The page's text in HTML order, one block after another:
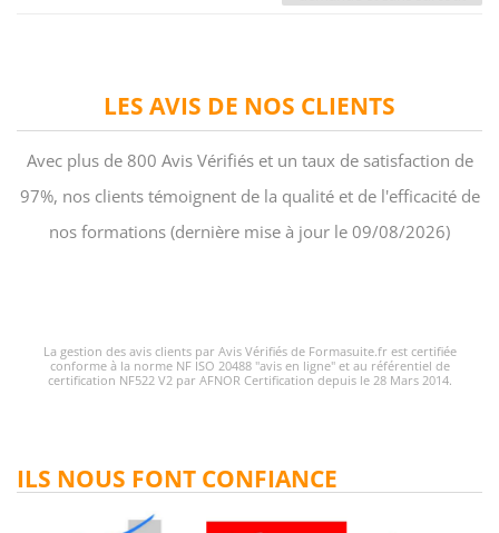
LES AVIS DE NOS CLIENTS
Avec plus de 800 Avis Vérifiés et un taux de satisfaction de
97%, nos clients témoignent de la qualité et de l'efficacité de
nos formations (dernière mise à jour le 09/08/2026)
La gestion des avis clients par Avis Vérifiés de Formasuite.fr est certifiée
conforme à la norme NF ISO 20488 "avis en ligne" et au référentiel de
certification NF522 V2 par AFNOR Certification depuis le 28 Mars 2014.
ILS NOUS FONT CONFIANCE